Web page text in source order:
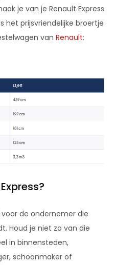
je van je Renault Express
het prijsvriendelijke broertje
van Renault:
de ondernemer die
Houd je niet zo van die
in binnensteden,
schoonmaker of